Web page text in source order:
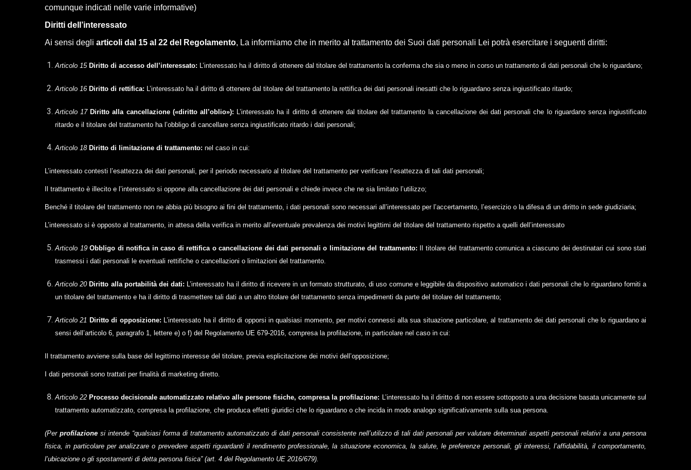
comunque indicati nelle varie informative)
Diritti dell’interessato
Ai sensi degli articoli dal 15 al 22 del Regolamento, La informiamo che in merito al trattamento dei Suoi dati personali Lei potrà esercitare i seguenti diritti:
Articolo 15 Diritto di accesso dell’interessato: L’interessato ha il diritto di ottenere dal titolare del trattamento la conferma che sia o meno in corso un trattamento di dati personali che lo riguardano;
Articolo 16 Diritto di rettifica: L’interessato ha il diritto di ottenere dal titolare del trattamento la rettifica dei dati personali inesatti che lo riguardano senza ingiustificato ritardo;
Articolo 17 Diritto alla cancellazione («diritto all’oblio»): L’interessato ha il diritto di ottenere dal titolare del trattamento la cancellazione dei dati personali che lo riguardano senza ingiustificato
ritardo e il titolare del trattamento ha l’obbligo di cancellare senza ingiustificato ritardo i dati personali;
Articolo 18 Diritto di limitazione di trattamento: nel caso in cui:
L’interessato contesti l’esattezza dei dati personali, per il periodo necessario al titolare del trattamento per verificare l’esattezza di tali dati personali;
Il trattamento è illecito e l’interessato si oppone alla cancellazione dei dati personali e chiede invece che ne sia limitato l’utilizzo;
Benché il titolare del trattamento non ne abbia più bisogno ai fini del trattamento, i dati personali sono necessari all’interessato per l’accertamento, l’esercizio o la difesa di un diritto in sede giudiziaria;
L’interessato si è opposto al trattamento, in attesa della verifica in merito all’eventuale prevalenza dei motivi legittimi del titolare del trattamento rispetto a quelli dell’interessato
Articolo 19Obbligo di notifica in caso di rettifica o cancellazione dei dati personali o limitazione del trattamento:
Il titolare del trattamento comunica a ciascuno dei destinatari cui sono stati
trasmessi i dati personali le eventuali rettifiche o cancellazioni o limitazioni del trattamento.
Articolo 20 Diritto alla portabilità dei dati: L’interessato ha il diritto di ricevere in un formato strutturato, di uso comune e leggibile da dispositivo automatico i dati personali che lo riguardano forniti a
un titolare del trattamento e ha il diritto di trasmettere tali dati a un altro titolare del trattamento senza impedimenti da parte del titolare del trattamento;
Articolo 21 Diritto di opposizione: L’interessato ha il diritto di opporsi in qualsiasi momento, per motivi connessi alla sua situazione particolare, al trattamento dei dati personali che lo riguardano ai
sensi dell’articolo 6, paragrafo 1, lettere e) o f) del Regolamento UE 679-2016, compresa la profilazione, in particolare nel caso in cui:
Il trattamento avviene sulla base del legittimo interesse del titolare, previa esplicitazione dei motivi dell’opposizione;
I dati personali sono trattati per finalità di marketing diretto.
Articolo 22 Processo decisionale automatizzato relativo alle persone fisiche, compresa la profilazione: L’interessato ha il diritto di non essere sottoposto a una decisione basata unicamente sul
trattamento automatizzato, compresa la profilazione, che produca effetti giuridici che lo riguardano o che incida in modo analogo significativamente sulla sua persona.
(Per profilazionesi intende “qualsiasi forma di trattamento automatizzato di dati personali consistente nell’utilizzo di tali dati personali per valutare determinati aspetti personali relativi a una persona
fisica, in particolare per analizzare o prevedere aspetti riguardanti il rendimento professionale, la situazione economica, la salute, le preferenze personali, gli interessi, l’affidabilità, il comportamento,
l’ubicazione o gli spostamenti di detta persona fisica” (art. 4 del Regolamento UE 2016/679).